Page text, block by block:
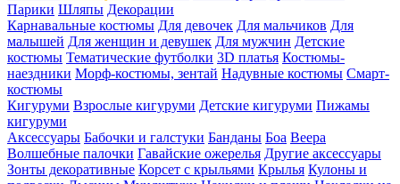
Парики Шляпы Декорации
Карнавальные костюмы Для девочек Для мальчиков Для
малышей Для женщин и девушек Для мужчин Детские
костюмы Тематические футболки 3D платья Костюмы-
наездники Морф-костюмы, зентай Надувные костюмы Смарт-
костюмы
Кигуруми Взрослые кигуруми Детские кигуруми Пижамы
кигуруми
Аксессуары Бабочки и галстуки Банданы Боа Веера
Волшебные палочки Гавайские ожерелья Другие аксессуары
Зонты декоративные Корсет с крыльями Крылья Кулоны и